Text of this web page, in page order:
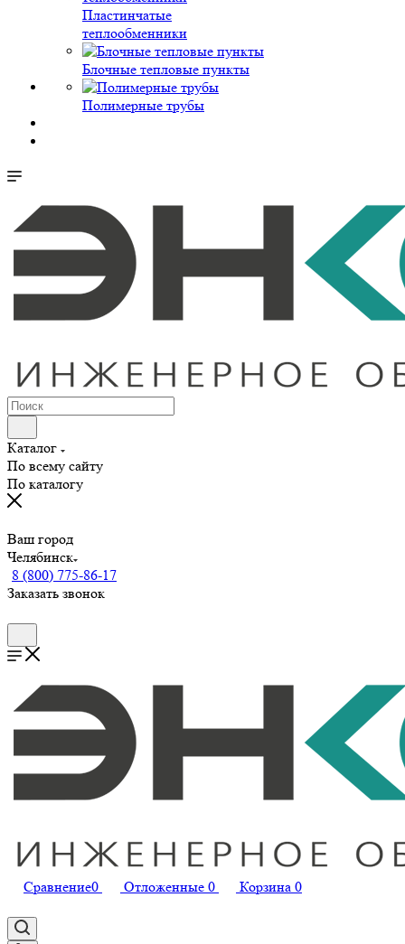
Пластинчатые
теплообменники
Блочные тепловые пункты
Полимерные трубы
Каталог
По всему сайту
По каталогу
Ваш город
Челябинск
8 (800) 775-86-17
Заказать звонок
Сравнение0 Отложенные 0 Корзина 0